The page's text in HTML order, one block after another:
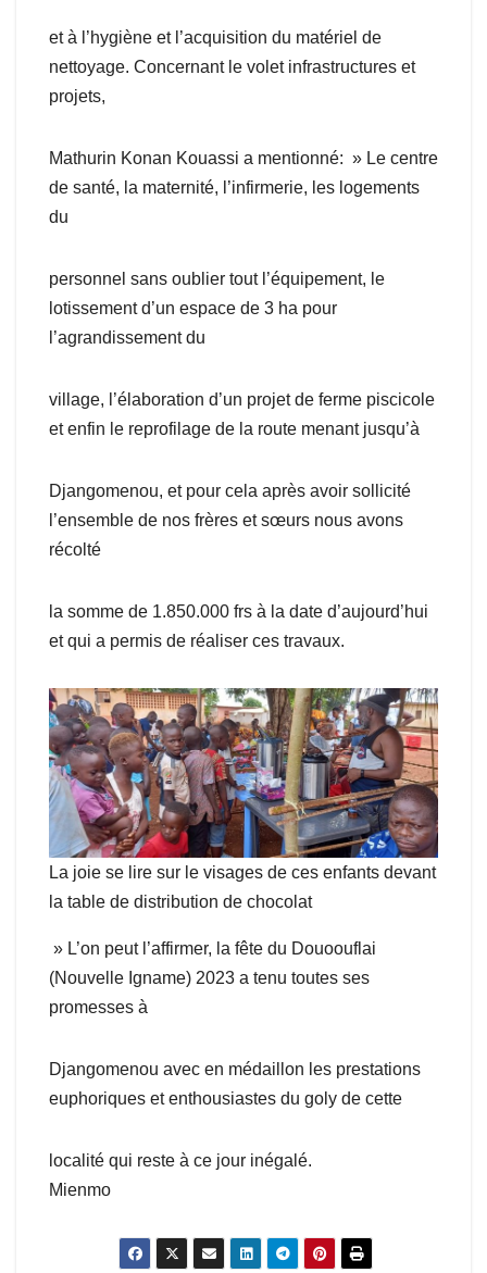
et à l’hygiène et l’acquisition du matériel de
nettoyage. Concernant le volet infrastructures et
projets,
Mathurin Konan Kouassi a mentionné: » Le centre
de santé, la maternité, l’infirmerie, les logements
du
personnel sans oublier tout l’équipement, le
lotissement d’un espace de 3 ha pour
l’agrandissement du
village, l’élaboration d’un projet de ferme piscicole
et enfin le reprofilage de la route menant jusqu’à
Djangomenou, et pour cela après avoir sollicité
l’ensemble de nos frères et sœurs nous avons
récolté
la somme de 1.850.000 frs à la date d’aujourd’hui
et qui a permis de réaliser ces travaux.
La joie se lire sur le visages de ces enfants devant
la table de distribution de chocolat
» L’on peut l’affirmer, la fête du Douoouflai
(Nouvelle Igname) 2023 a tenu toutes ses
promesses à
Djangomenou avec en médaillon les prestations
euphoriques et enthousiastes du goly de cette
localité qui reste à ce jour inégalé.
Mienmo